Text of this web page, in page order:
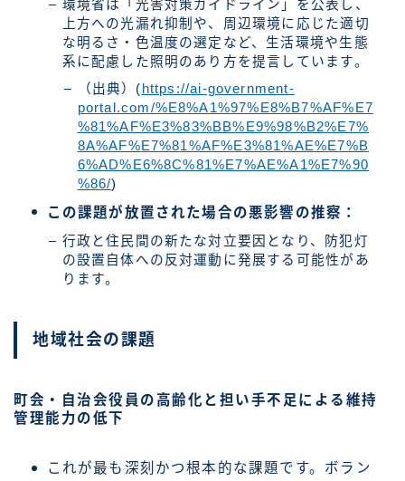
環境省は「光害対策ガイドライン」を公表し、
上方への光漏れ抑制や、周辺環境に応じた適切
な明るさ・色温度の選定など、生活環境や生態
系に配慮した照明のあり方を提言しています。
（出典）( https://ai-government-
portal.com/%E8%A1%97%E8%B7%AF%E7
%81%AF%E3%83%BB%E9%98%B2%E7%
8A%AF%E7%81%AF%E3%81%AE%E7%B
6%AD%E6%8C%81%E7%AE%A1%E7%90
%86/)
この課題が放置された場合の悪影響の推察：
行政と住民間の新たな対立要因となり、防犯灯
の設置自体への反対運動に発展する可能性があ
ります。
地域社会の課題
町会・自治会役員の高齢化と担い手不足による維持
管理能力の低下
これが最も深刻かつ根本的な課題です。ボラン